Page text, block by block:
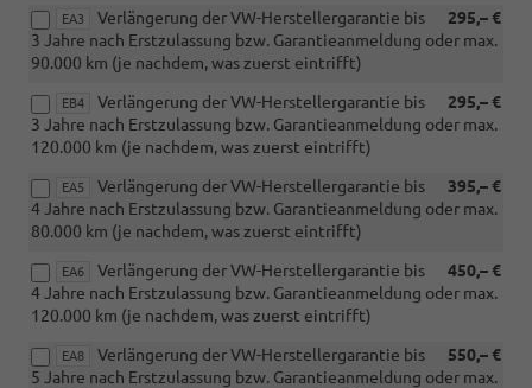
EA3 295,– €
Verlängerung der VW-Herstellergarantie bis
3 Jahre nach Erstzulassung bzw. Garantieanmeldung oder max.
90.000 km (je nachdem, was zuerst eintrifft)
EB4 295,– €
Verlängerung der VW-Herstellergarantie bis
3 Jahre nach Erstzulassung bzw. Garantieanmeldung oder max.
120.000 km (je nachdem, was zuerst eintrifft)
EA5 395,– €
Verlängerung der VW-Herstellergarantie bis
4 Jahre nach Erstzulassung bzw. Garantieanmeldung oder max.
80.000 km (je nachdem, was zuerst eintrifft)
EA6 450,– €
Verlängerung der VW-Herstellergarantie bis
4 Jahre nach Erstzulassung bzw. Garantieanmeldung oder max.
120.000 km (je nachdem, was zuerst eintrifft)
EA8 550,– €
Verlängerung der VW-Herstellergarantie bis
5 Jahre nach Erstzulassung bzw. Garantieanmeldung oder max.